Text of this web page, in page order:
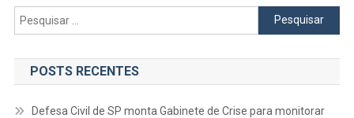
Pesquisar
por:
POSTS RECENTES
Defesa Civil de SP monta Gabinete de Crise para monitorar